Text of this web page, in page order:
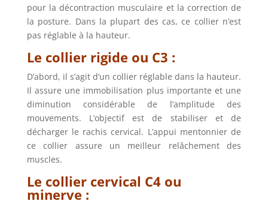
pour la décontraction musculaire et la correction de
la posture. Dans la plupart des cas, ce collier n’est
pas réglable à la hauteur.
Le collier rigide ou C3 :
D’abord, il s’agit d’un collier réglable dans la hauteur.
Il assure une immobilisation plus importante et une
diminution considérable de l’amplitude des
mouvements. L’objectif est de stabiliser et de
décharger le rachis cervical. L’appui mentonnier de
ce collier assure un meilleur relâchement des
muscles.
Le collier cervical C4 ou
minerve :